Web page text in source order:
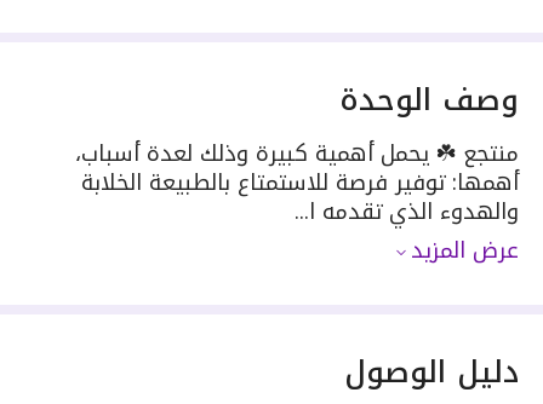
وصف الوحدة
منتجع ☘️ يحمل أهمية كبيرة وذلك لعدة أسباب،
أهمها: توفير فرصة للاستمتاع بالطبيعة الخلابة
والهدوء الذي تقدمه ا...
عرض المزيد
دليل الوصول